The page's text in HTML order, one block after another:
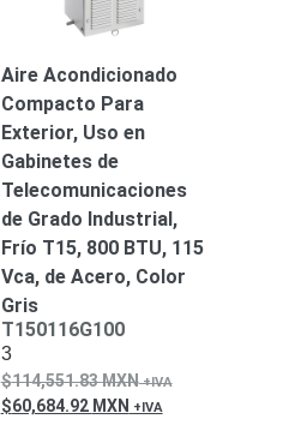
Aire Acondicionado
Compacto Para
Exterior, Uso en
Gabinetes de
Telecomunicaciones
de Grado Industrial,
Frío T15, 800 BTU, 115
Vca, de Acero, Color
Gris
T150116G100
3
114,551.83MXN
60,684.92 MXN